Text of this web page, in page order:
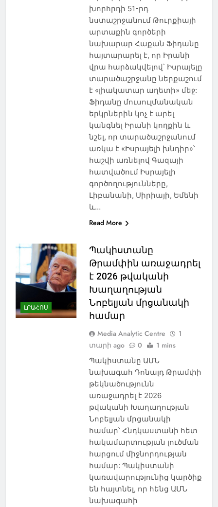
խորհրդի 51-րդ
նստաշրջանում Թուրքիայի
արտաքին գործերի
նախարար Հաքան Ֆիդանը
հայտարարել է, որ Իրանի
վրա հարձակվելով՝ Իսրայելը
տարածաշրջանը ներքաշում
է «լիակատար աղետի» մեջ:
Ֆիդանը մուսուլմանական
երկրներին կոչ է արել
կանգնել Իրանի կողքին և
նշել, որ տարածաշրջանում
առկա է «Իսրայելի խնդիր»՝
հաշվի առնելով Գազայի
հատվածում Իսրայելի
գործողությունները,
Լիբանանի, Սիրիայի, Եմենի
և…
Read More
ԼՐԱՀՈՍ
Պակիստանը
Թրամփին առաջադրել
է 2026 թվականի
Խաղաղության
Նոբելյան մրցանակի
համար
Media Analytic Centre
1
տարի ago
0 1 mins
Պակիստանը ԱՄՆ
նախագահ Դոնալդ Թրամփի
թեկնածությունն
առաջադրել է 2026
թվականի Խաղաղության
Նոբելյան մրցանակի
համար՝ Հնդկաստանի հետ
հակամարտության լուծման
հարցում միջնորդության
համար: Պակիստանի
կառավարությունից կարծիք
են հայտնել, որ հենց ԱՄՆ
նախագահի